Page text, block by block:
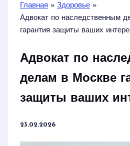
Главная
Здоровье
Адвокат по наследственным
гарантия защиты ваших
Адвокат по
делам в Москве
защиты ваших
23.02.2026